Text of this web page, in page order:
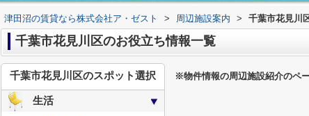
津田沼の賃貸なら株式会社ア・ゼスト > 周辺施設案内 > 千葉市花見川
千葉市花見川区のお役立ち情報一覧
※物件情報の周辺施設紹介のペ
千葉市花見川区のスポット選択
生活